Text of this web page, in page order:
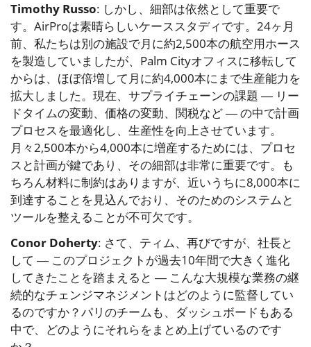
Timothy Russo: しかし、細部は依然として重要で
す。AirProは素晴らしいケーススタディです。24ヶ月
前、私たちは別の施設で月に約2,500本の航空用ホース
を製造していましたが、Palm Cityオフィスに移転して
からは、ほぼ倍増して月に約4,000本にまで生産能力を
拡大しました。現在、サプライチェーンの課題 ― リー
ドタイムの変動、価格の変動、関税など ― の中で計画
プロセスを最適化し、生産性を向上させています。
月々2,500本から4,000本に増産するためには、プロセ
スと計画が鍵であり、その細部は非常に重要です。も
ちろん材料に制約はありますが、近いうちに8,000本に
到達することを見込んでおり、そのためのシステムと
ツールを整えることが不可欠です。
Conor Doherty: さて、ティム、再びですが、社長と
して ― このプロジェクトが過去10年間で大きく進化
してきたことを踏まえると ― こんな大規模な業務の継
続的なチェンジマネジメントはどのように監督してい
るのですか？パリのチームも、ダッシュボードもある
中で、どのようにそれらをまとめ上げているのです